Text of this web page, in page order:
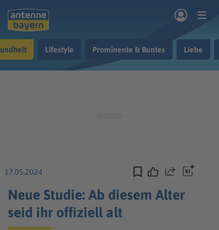
Musik & Radio Ratgeber
Lifestyle Prominente & Buntes Liebe
17.05.2024 Teilen
Neue Studie: Ab diesem Alter
seid ihr offiziell alt